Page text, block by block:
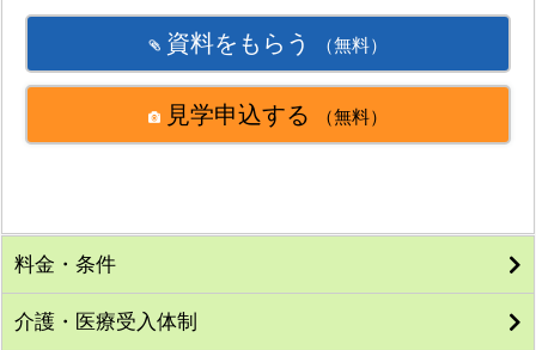
資料をもらう （無料）
見学申込する （無料）
料金・条件
介護・医療受入体制